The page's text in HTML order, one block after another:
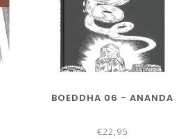
BOEDDHA 06 - ANANDA
€22,95